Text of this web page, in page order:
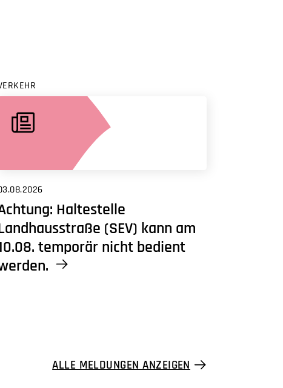
Haltestelle
(SEV) kann am
temporär nicht bedient
ALLE MELDUNGEN ANZEIGEN